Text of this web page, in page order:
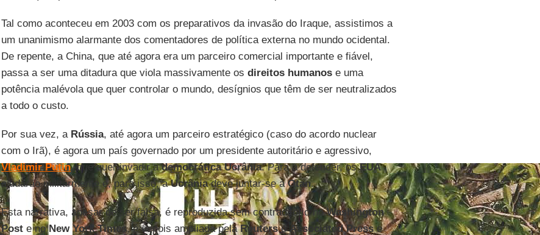
Tal como aconteceu em 2003 com os preparativos da invasão do Iraque, assistimos a
um unanimismo alarmante dos comentadores de política externa no mundo ocidental.
De repente, a China, que até agora era um parceiro comercial importante e fiável,
passa a ser uma ditadura que viola massivamente os direitos humanose uma
potência malévola que quer controlar o mundo, desígnios que têm de ser neutralizados
a todo o custo.
Por sua vez, a Rússia, até agora um parceiro estratégico (caso do acordo nuclear
com o Irã), é agora um país governado por um presidente autoritário e agressivo,
Vladimir Putin, que quer invadir ademocrática Ucrânia. Para a defender, osEUA
ajudarão militarmente e, para isso, aUcrâniadeve juntar-se àOtan.
Esta narrativa, apesar de ser falsa, é reproduzida sem contraditório noWashington
Poste noNew York Times, é depois ampliada pelaReuterseAssociated Presse